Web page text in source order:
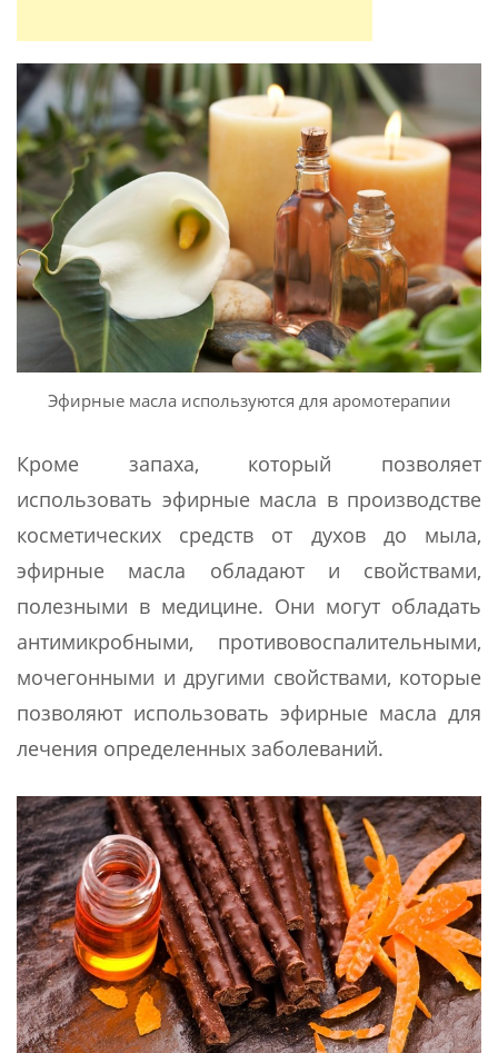
Эфирные масла используются для аромотерапии
Кроме запаха, который позволяет
использовать эфирные масла в производстве
косметических средств от духов до мыла,
эфирные масла обладают и свойствами,
полезными в медицине. Они могут обладать
антимикробными, противовоспалительными,
мочегонными и другими свойствами, которые
позволяют использовать эфирные масла для
лечения определенных заболеваний.